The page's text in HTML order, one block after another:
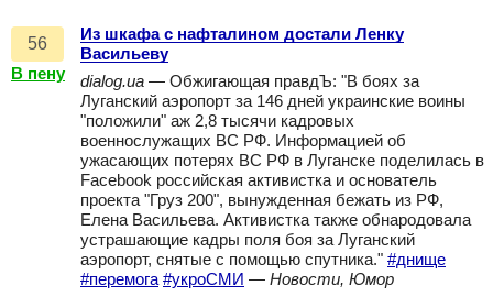
56
В пену
Из шкафа с нафталином достали Ленку
Васильеву
dialog.ua — Обжигающая правдЪ: "В боях за
Луганский аэропорт за 146 дней украинские воины
"положили" аж 2,8 тысячи кадровых
военнослужащих ВС РФ. Информацией об
ужасающих потерях ВС РФ в Луганске поделилась в
Facebook российская активистка и основатель
проекта "Груз 200", вынужденная бежать из РФ,
Елена Васильева. Активистка также обнародовала
устрашающие кадры поля боя за Луганский
аэропорт, снятые с помощью спутника." #днище
#перемога #укроСМИ — Новости, Юмор